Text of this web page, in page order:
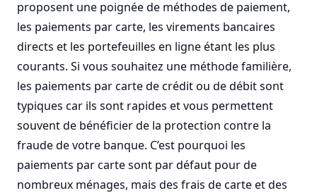
proposent une poignée de méthodes de paiement,
les paiements par carte, les virements bancaires
directs et les portefeuilles en ligne étant les plus
courants. Si vous souhaitez une méthode familière,
les paiements par carte de crédit ou de débit sont
typiques car ils sont rapides et vous permettent
souvent de bénéficier de la protection contre la
fraude de votre banque. C’est pourquoi les
paiements par carte sont par défaut pour de
nombreux ménages, mais des frais de carte et des